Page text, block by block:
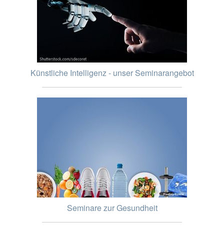
Künstliche Intelligenz - unser Seminarangebot
Seminare zur Gesundheit